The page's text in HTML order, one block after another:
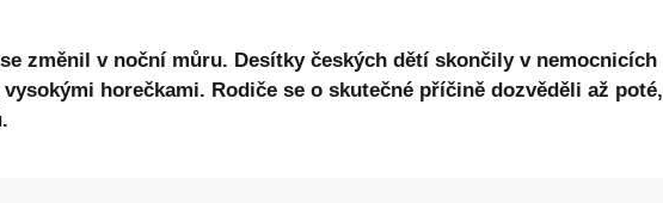
změnil v noční můru. Desítky českých dětí skončily v nemocnicích
horečkami. Rodiče se o skutečné příčině dozvěděli až poté,